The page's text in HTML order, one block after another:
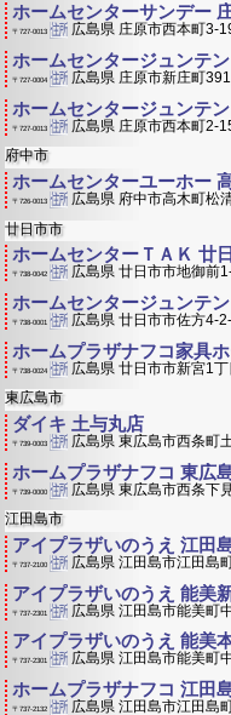
ホームセンターサンデー
〒727-0013 広島県 庄原市西本町3-
ホームセンタージュンテ
〒727-0004 広島県 庄原市新庄町391
ホームセンタージュンテ
〒727-0013 広島県 庄原市西本町2-
府中市
ホームセンターユーホー
〒726-0013 広島県 府中市高木町松
廿日市市
ホームセンターＴＡＫ 廿
〒738-0042 広島県 廿日市市地御前
ホームセンタージュンテ
〒738-0001 広島県 廿日市市佐方4-
ホームプラザナフコ家具
〒738-0024 広島県 廿日市市新宮1
東広島市
ダイキ 土与丸店
〒739-0003 広島県 東広島市西条町
ホームプラザナフコ 東広
〒739-0000 広島県 東広島市西条下
江田島市
アイプラザいのうえ 江田
〒737-2100 広島県 江田島市江田島
アイプラザいのうえ 能美
〒737-2301 広島県 江田島市能美町
アイプラザいのうえ 能美
〒737-2301 広島県 江田島市能美町
ホームプラザナフコ 江田
〒737-2132 広島県 江田島市江田島